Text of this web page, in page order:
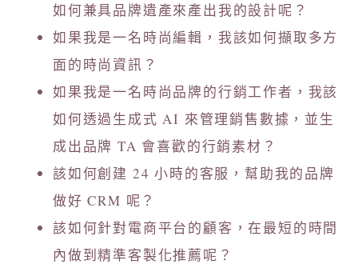
如何兼具品牌遺產來產出我的設計呢？
如果我是一名時尚編輯，我該如何擷取多方
面的時尚資訊？
如果我是一名時尚品牌的行銷工作者，我該
如何透過生成式 AI 來管理銷售數據，並生
成出品牌 TA 會喜歡的行銷素材？
該如何創建 24 小時的客服，幫助我的品牌
做好 CRM 呢？
該如何針對電商平台的顧客，在最短的時間
內做到精準客製化推薦呢？